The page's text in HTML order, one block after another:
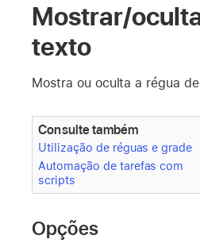
Mostrar/
texto
Mostra ou oculta a régua
Consulte também
Utilização de réguas e grade
Automação de tarefas com
scripts
Opções